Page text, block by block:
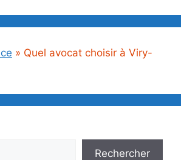
» Quel avocat choisir à Viry-
Rechercher